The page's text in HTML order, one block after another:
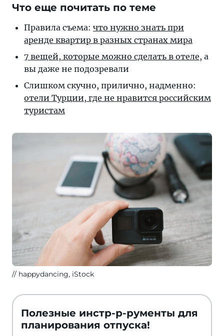
Что еще почитать по теме
Правила съема: что нужно знать при
аренде квартир в разных странах мира
7 вещей, которые можно сделать в отеле, а
вы даже не подозревали
Слишком скучно, прилично, надменно:
отели Турции, где не нравится российским
туристам
happydancing, iStock
Полезные инстр-р-рументы для
планирования отпуска!